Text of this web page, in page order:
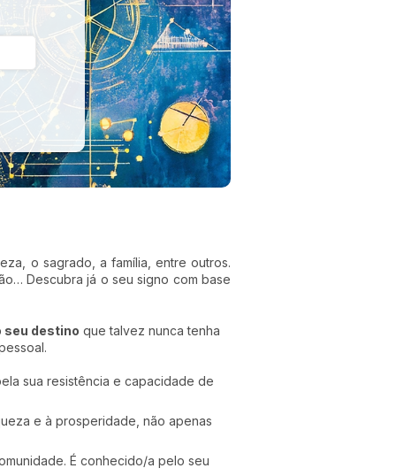
o sagrado, a família, entre outros.
Descubra já o seu signo com base
seu destino que talvez nunca tenha
sua resistência e capacidade de
e à prosperidade, não apenas
É conhecido/a pelo seu